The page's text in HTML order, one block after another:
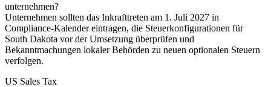
unternehmen?
Unternehmen sollten das Inkrafttreten am 1. Juli 2027 in
Compliance-Kalender eintragen, die Steuerkonfigurationen für
South Dakota vor der Umsetzung überprüfen und
Bekanntmachungen lokaler Behörden zu neuen optionalen Steuern
verfolgen.
US Sales Tax